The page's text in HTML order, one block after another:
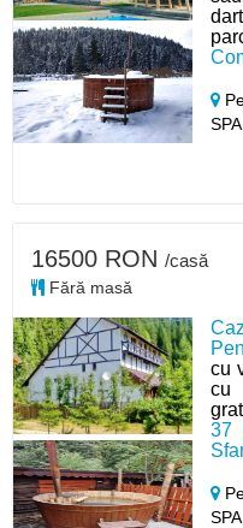
cu
cu
37
16500 RON /casă
Fără masă